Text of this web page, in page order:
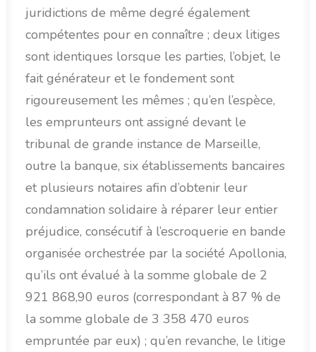
juridictions de même degré également
compétentes pour en connaître ; deux litiges
sont identiques lorsque les parties, l’objet, le
fait générateur et le fondement sont
rigoureusement les mêmes ; qu’en l’espèce,
les emprunteurs ont assigné devant le
tribunal de grande instance de Marseille,
outre la banque, six établissements bancaires
et plusieurs notaires afin d’obtenir leur
condamnation solidaire à réparer leur entier
préjudice, consécutif à l’escroquerie en bande
organisée orchestrée par la société Apollonia,
qu’ils ont évalué à la somme globale de 2
921 868,90 euros (correspondant à 87 % de
la somme globale de 3 358 470 euros
empruntée par eux) ; qu’en revanche, le litige